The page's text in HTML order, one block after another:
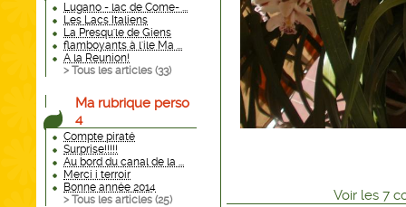
Lugano - lac de Come- ...
Les Lacs Italiens
La Presqu'le de Giens
flamboyants à l'ile Ma ...
A la Reunion!
> Tous les articles (33)
Ma rubrique perso
4
Compte piraté
Surprise!!!!!
Au bord du canal de la ...
Merci i terroir
Bonne année 2014
> Tous les articles (25) Voir les 7